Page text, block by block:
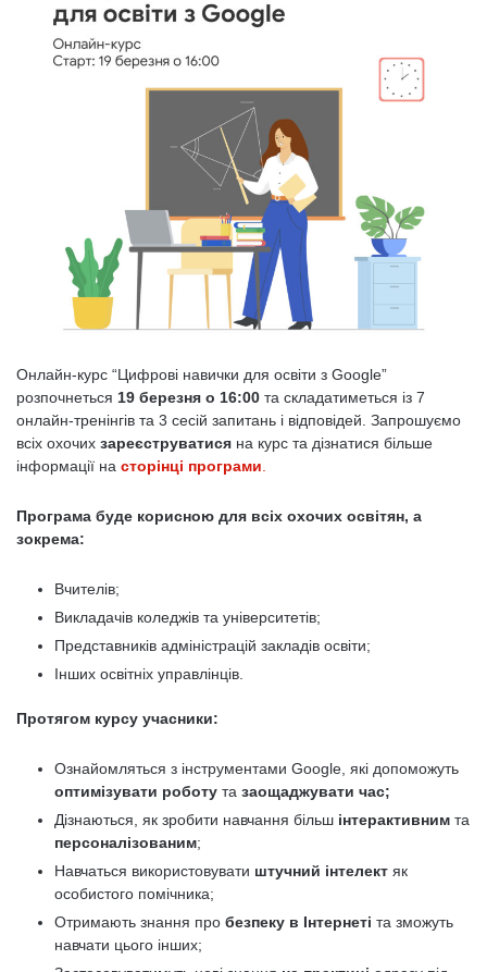
Онлайн-курс “Цифрові навички для освіти з Google”
розпочнеться 19 березня о 16:00 та складатиметься із 7
онлайн-тренінгів та 3 сесій запитань і відповідей. Запрошуємо
всіх охочих зареєструватися на курс та дізнатися більше
інформації на сторінці програми
Програма буде корисною для всіх охочих освітян, а
зокрема:
Вчителів;
Викладачів коледжів та університетів;
Представників адміністрацій закладів освіти;
Інших освітніх управлінців.
Протягом курсу учасники:
Ознайомляться з інструментами Google, які допоможуть
оптимізувати роботу та заощаджувати час;
Дізнаються, як зробити навчання більш інтерактивним та
персоналізованим;
Навчаться використовувати штучний інтелект як
особистого помічника;
Отримають знання про безпеку в Інтернеті та зможуть
навчати цього інших;